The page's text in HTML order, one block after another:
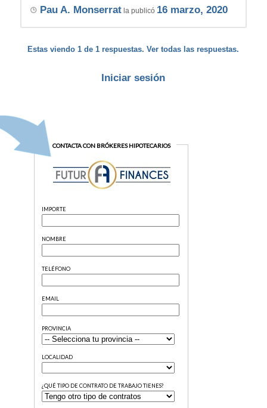
Pau A. Monserratla publicó 16 marzo, 2020
Estas viendo 1 de 1 respuestas. Ver todas las respuestas.
Iniciar sesión